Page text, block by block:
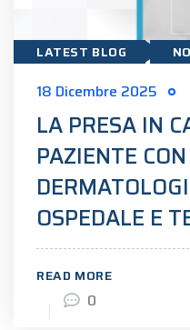
LATEST BLOG
18 Dicembre 2025
LA PRESA IN
PAZIENTE
OSPEDALE E
READ MORE
0